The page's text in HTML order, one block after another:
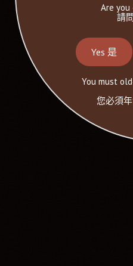
Are
請
Yes 是
You must
您必須